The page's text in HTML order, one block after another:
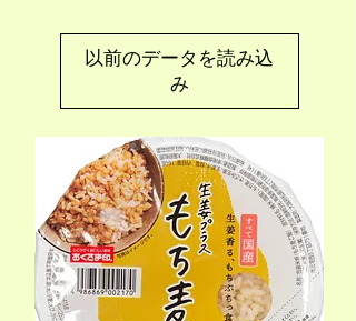
以前のデータを読み込
み